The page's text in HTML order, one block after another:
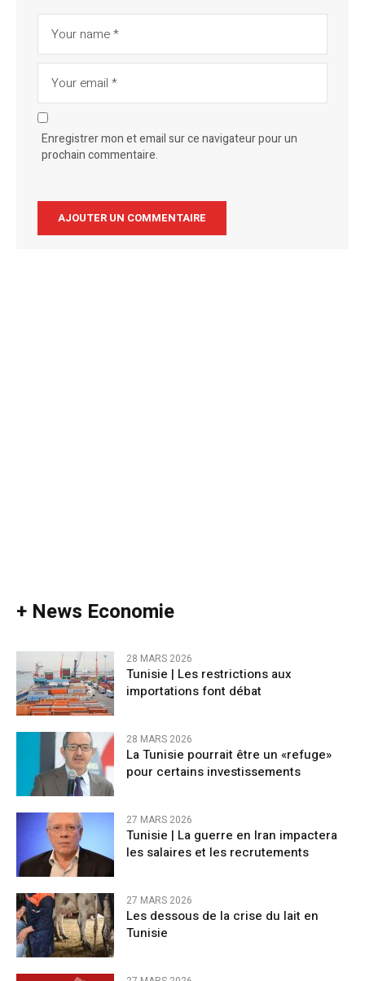
Enregistrer mon et email sur ce navigateur pour un
prochain commentaire.
+ News Economie
28 MARS 2026
Tunisie | Les restrictions aux
importations font débat
28 MARS 2026
La Tunisie pourrait être un «refuge»
pour certains investissements
27 MARS 2026
Tunisie | La guerre en Iran impactera
les salaires et les recrutements
27 MARS 2026
Les dessous de la crise du lait en
Tunisie